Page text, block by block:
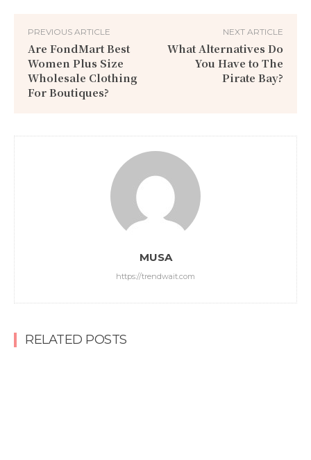
PREVIOUS ARTICLE
Are FondMart Best
Women Plus Size
Wholesale Clothing
For Boutiques?
NEXT ARTICLE
What Alternatives Do
You Have to The
Pirate Bay?
MUSA
https://trendwait.com
RELATED POSTS